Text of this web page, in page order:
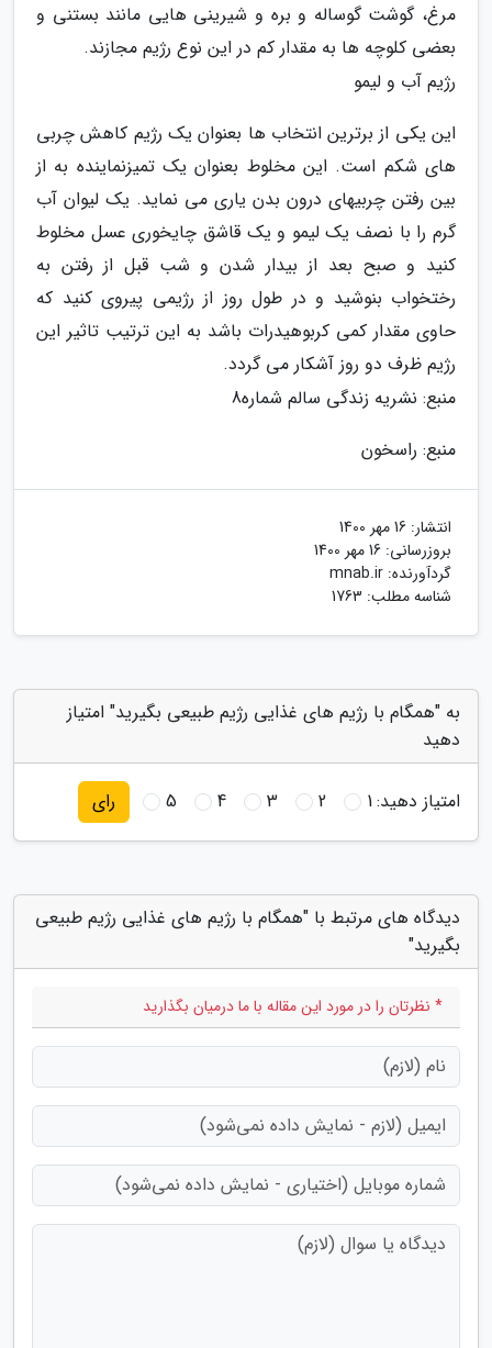
مرغ، گوشت گوساله و بره و شیرینی هایی مانند بستنی و
بعضی کلوچه ها به مقدار کم در این نوع رژیم مجازند.
رژیم آب و لیمو
این یکی از برترین انتخاب ها بعنوان یک رژیم کاهش چربی
های شکم است. این مخلوط بعنوان یک تمیزنماینده به از
بین رفتن چربیهای درون بدن یاری می نماید. یک لیوان آب
گرم را با نصف یک لیمو و یک قاشق چایخوری عسل مخلوط
کنید و صبح بعد از بیدار شدن و شب قبل از رفتن به
رختخواب بنوشید و در طول روز از رژیمی پیروی کنید که
حاوی مقدار کمی کربوهیدرات باشد به این ترتیب تاثیر این
رژیم ظرف دو روز آشکار می گردد.
منبع: نشریه زندگی سالم شماره8
منبع: راسخون
انتشار: 16 مهر 1400
بروزرسانی: 16 مهر 1400
گردآورنده: mnab.ir
شناسه مطلب: 1763
به "همگام با رژیم های غذایی رژیم طبیعی بگیرید" امتیاز
دهید
امتیاز دهید:1
2
3
4
5 رای
دیدگاه های مرتبط با "همگام با رژیم های غذایی رژیم طبیعی
بگیرید"
* نظرتان را در مورد این مقاله با ما درمیان بگذارید